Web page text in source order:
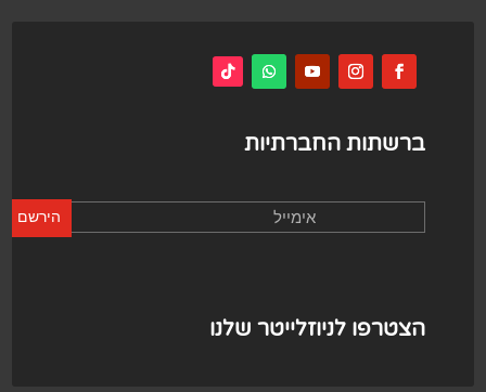
ברשתות החברתיות
הירשם
הצטרפו לניוזלייטר שלנו